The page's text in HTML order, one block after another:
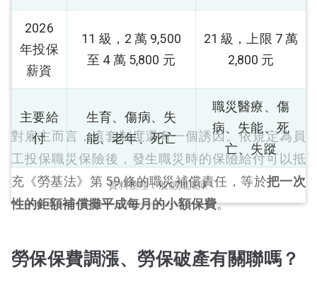
資料整理：股感知識庫
2026
年投保
薪資
11 級，2 萬 9,500
至 4 萬 5,800 元
21 級，上限 7 萬
2,800 元
主要給
付
生育、傷病、失
能、老年、死亡
職災醫療、傷
病、失能、死
亡、失蹤
對雇主而言，這套制度還有一個誘因。依規定為員
工投保職災保險後，發生職災時的保險給付可以抵
充《勞基法》第 59 條的職災補償責任，等於把一次
性的鉅額補償攤平成每月的小額保費。
勞保保費調漲、勞保破產有關聯嗎？